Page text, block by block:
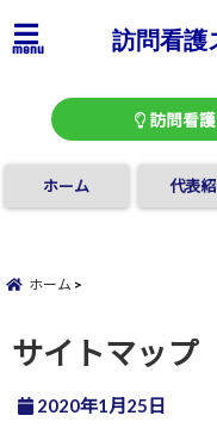
menu 訪問看護
訪問看
ホーム 代表
ホーム
サイトマップ
2020年1月25日